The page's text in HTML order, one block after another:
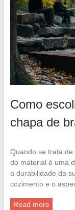
Como
chapa de
Quando se trata
do material é uma
a durabilidade da
cozimento e o
Read more